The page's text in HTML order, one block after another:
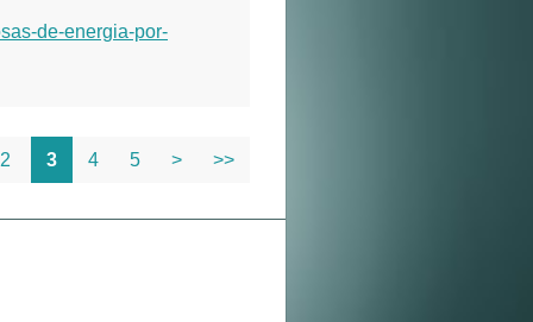
de-energia-por-
2 3 4 5 > >>